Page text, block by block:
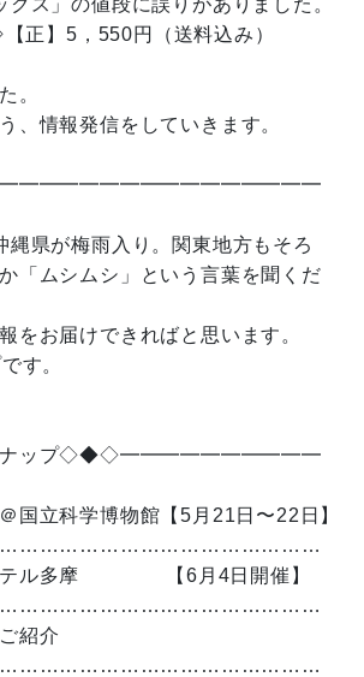
ス」の値段に誤りがありました。
正】5，550円（送料込み）
。
情報発信をしていきます。
県が梅雨入り。関東地方もそろ
「ムシムシ」という言葉を聞くだ
お届けできればと思います。
す。
ップ◇◆◇━━━━━━━━━━
立科学博物館【5月21日〜22日】
ホテル多摩 【6月4日開催】
紹介